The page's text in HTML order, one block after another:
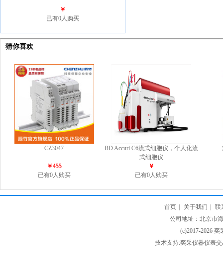
￥
已有0人购买
猜你喜欢
CZ3047
￥455
已有0人购买
BD Accuri C6流式细胞仪，个人化流
式细胞仪
￥
已有0人购买
首页 关于我们
联
公司地址：北京市
(c)2017-2026
技术支持:奕采仪器仪表